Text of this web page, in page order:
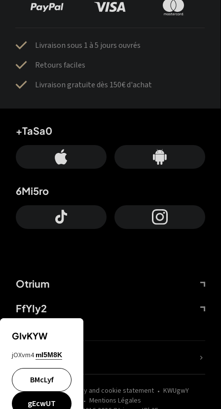
Livraison sous 1 à 5 jours ouvrés
Retours faciles
Livraison gratuite dès 150€ d'achat
Otrium
FfYIy2
+TaSa0
6Mi5ro
wZQPfd Privacy and cookie statement
KWUgwY
Mentions Légales
nLC6tu
GIvKYW
jOXvm4 mI5M8K
BMcLyf
gEcwUT